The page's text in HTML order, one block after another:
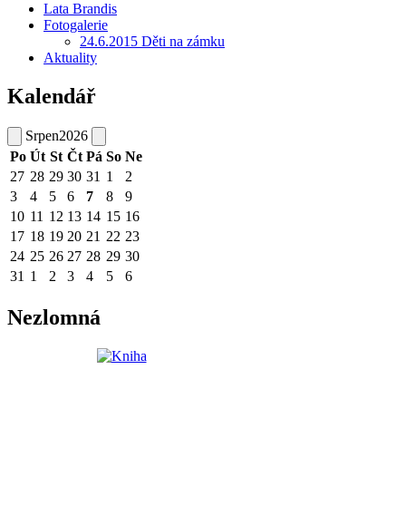
Lata Brandis
Fotogalerie
24.6.2015 Děti na zámku
Aktuality
Kalendář
Srpen2026
Po Út St Čt Pá So Ne
27 28 29 30 31 1
2
3
4 5 6 7 8
9
10 11 12 13 14 15 16
17 18 19 20 21 22 23
24 25 26 27 28 29 30
31 1 2 3 4 5 6
Nezlomná